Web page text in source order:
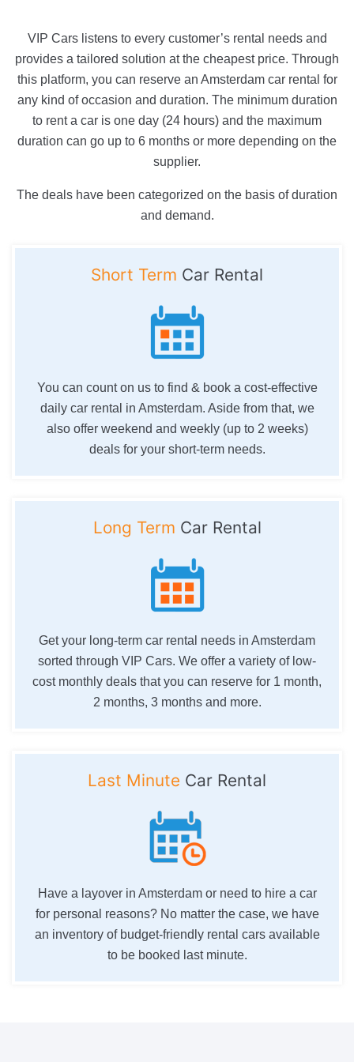
VIP Cars listens to every customer’s rental needs and
provides a tailored solution at the cheapest price. Through
this platform, you can reserve an Amsterdam car rental for
any kind of occasion and duration. The minimum duration
to rent a car is one day (24 hours) and the maximum
duration can go up to 6 months or more depending on the
supplier.
The deals have been categorized on the basis of duration
and demand.
Short Term Car Rental
You can count on us to find & book a cost-effective
daily car rental in Amsterdam. Aside from that, we
also offer weekend and weekly (up to 2 weeks)
deals for your short-term needs.
Long Term Car Rental
Get your long-term car rental needs in Amsterdam
sorted through VIP Cars. We offer a variety of low-
cost monthly deals that you can reserve for 1 month,
2 months, 3 months and more.
Last Minute Car Rental
Have a layover in Amsterdam or need to hire a car
for personal reasons? No matter the case, we have
an inventory of budget-friendly rental cars available
to be booked last minute.